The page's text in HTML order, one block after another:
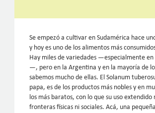
Se empezó a cultivar en Sudamérica hace
y hoy es uno de los alimentos más
Hay miles de variedades —especialmente
—, pero en la Argentina y en la mayoría de
sabemos mucho de ellas. El Solanum
papa, es de los productos más nobles y en
los más baratos, con lo que su uso extendido
fronteras físicas ni sociales. Acá, una